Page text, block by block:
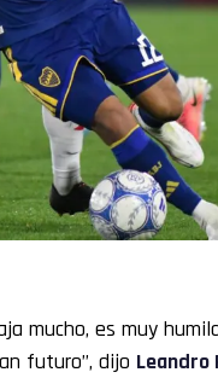
mucho, es muy
futuro”, dijo Leandro